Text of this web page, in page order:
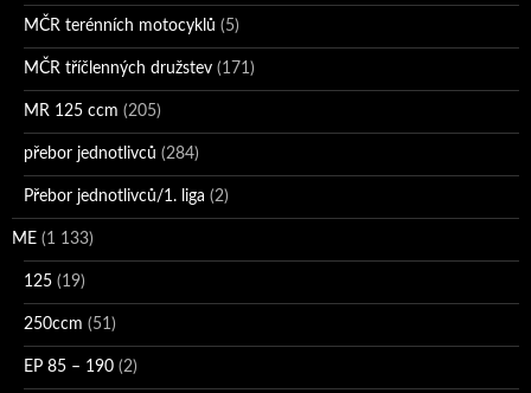
MČR terénních motocyklů (5)
MČR tříčlenných družstev (171)
MR 125 ccm (205)
přebor jednotlivců (284)
Přebor jednotlivců/1. liga (2)
ME (1 133)
125 (19)
250ccm (51)
EP 85 – 190 (2)